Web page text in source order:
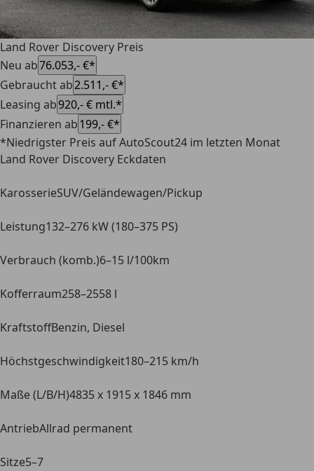
Land Rover Discovery Preis
Neu ab76.053,- €*
Gebraucht ab2.511,- €*
Leasing ab920,- € mtl.*
Finanzieren ab199,- €*
*Niedrigster Preis auf AutoScout24 im letzten Monat
Land Rover Discovery Eckdaten
KarosserieSUV/Geländewagen/Pickup
Leistung132–276 kW (180–375 PS)
Verbrauch (komb.)6–15 l/100km
Kofferraum258–2558 l
KraftstoffBenzin, Diesel
Höchstgeschwindigkeit180–215 km/h
Maße (L/B/H)4835 x 1915 x 1846 mm
AntriebAllrad permanent
Sitze5–7